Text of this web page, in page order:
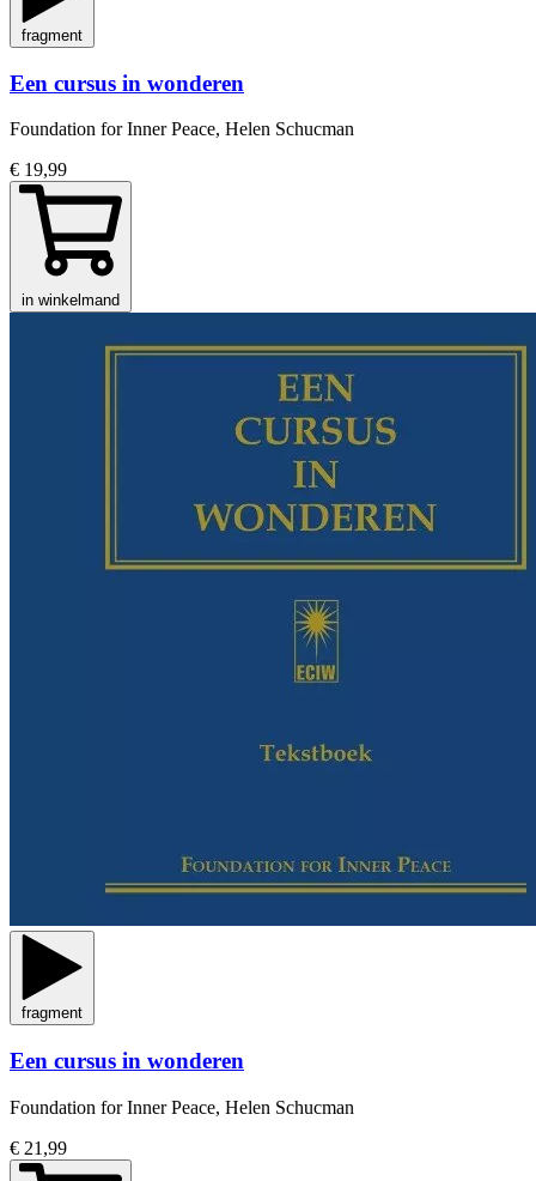
fragment
Een cursus in wonderen
Foundation for Inner Peace, Helen Schucman
€ 19,99
in winkelmand
fragment
Een cursus in wonderen
Foundation for Inner Peace, Helen Schucman
€ 21,99